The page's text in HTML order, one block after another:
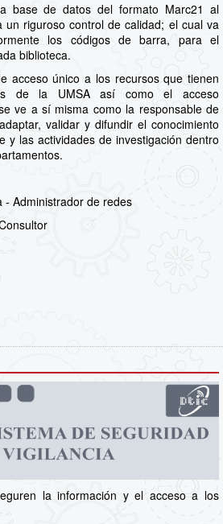
base de datos del formato Marc21 al
un riguroso control de calidad; el cual va
los códigos de barra, para el
biblioteca.
acceso único a los recursos que tienen
de la UMSA así como el acceso
ve a sí misma como la responsable de
validar y difundir el conocimiento
y las actividades de investigación dentro
- Administrador de redes
la información y el acceso a los